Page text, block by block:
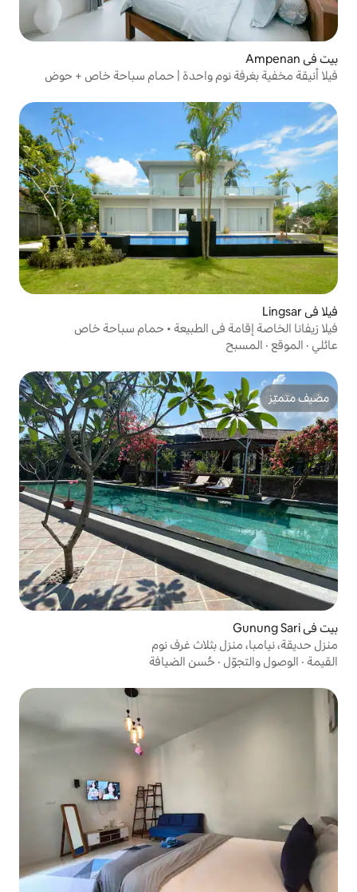
واحدة | حمام سباحة خاص + حوض
في الطبيعة • حمام سباحة خاص
غرف نوم
حُسن الضيافة